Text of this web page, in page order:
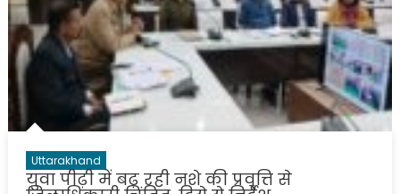
Uttarakhand
युवा पीढ़ी में बढ़ रही नशे की प्रवृत्ति से